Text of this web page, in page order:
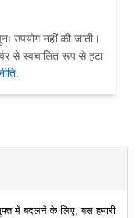
उपयोग नहीं की जाती।
से स्वचालित रूप से हटा
.
में बदलने के लिए, बस हमारी